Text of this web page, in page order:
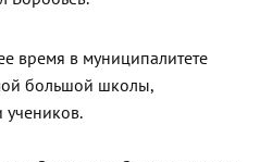
время в муниципалитете
большой школы,
учеников.